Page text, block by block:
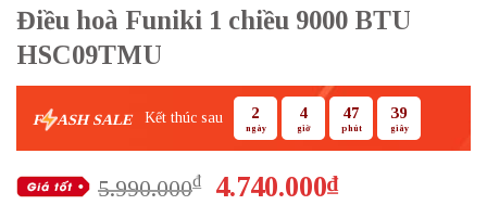
Điều hoà Funiki 1 chiều 9000 BTU
HSC09TMU
F ASH SALE Kết thúc sau 2
ngày
4
giờ
47
phút
38
giây
5.990.000₫
Giá
4.740.000₫Giá